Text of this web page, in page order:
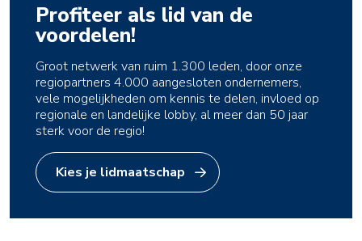
Profiteer als lid van de
voordelen!
Groot netwerk van ruim 1.300 leden, door onze
regiopartners 4.000 aangesloten ondernemers,
vele mogelijkheden om kennis te delen, invloed op
regionale en landelijke lobby, al meer dan 50 jaar
sterk voor de regio!
Kies je lidmaatschap